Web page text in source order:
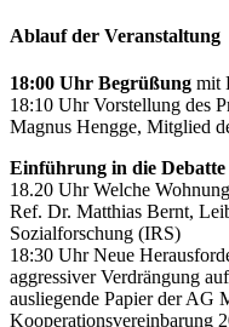
Ablauf der Veranstaltung
18:00 Uhr Begrüßung mit
18:10 Uhr Vorstellung des
Magnus Hengge, Mitglied
Einführung in die Debatte
18.20 Uhr Welche
Ref. Dr. Matthias Bernt,
Sozialforschung (IRS)
18:30 Uhr Neue
aggressiver Verdrängung
ausliegende Papier der AG
Kooperationsvereinbarung